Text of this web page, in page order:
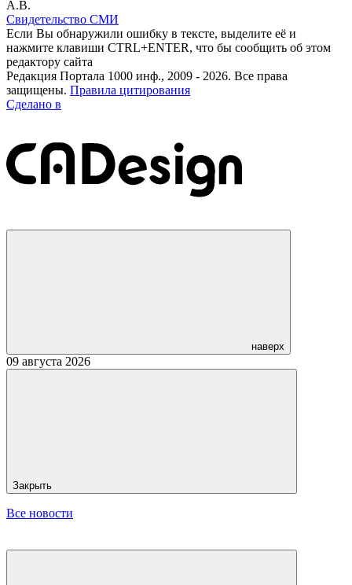
А.В.
Свидетельство СМИ
Если Вы обнаружили ошибку в тексте, выделите её и
нажмите клавиши CTRL+ENTER, что бы сообщить об этом
редактору сайта
Редакция Портала 1000 инф., 2009 - 2026. Все права
защищены. Правила цитирования
Сделано в
наверх
09 августа 2026
Закрыть
Все новости